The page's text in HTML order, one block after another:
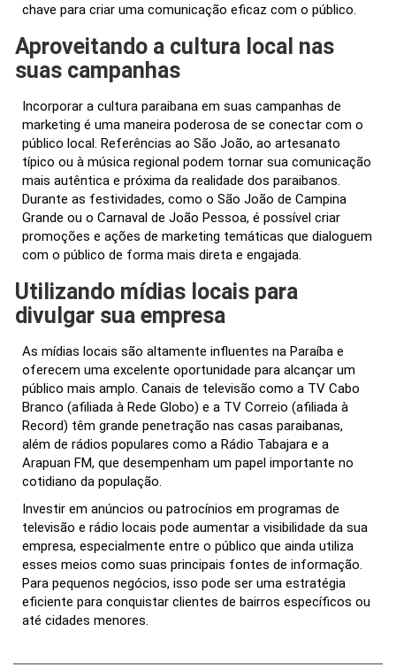
chave para criar uma comunicação eficaz com o público.
Aproveitando a cultura local nas
suas campanhas
Incorporar a cultura paraibana em suas campanhas de
marketing é uma maneira poderosa de se conectar com o
público local. Referências ao São João, ao artesanato
típico ou à música regional podem tornar sua comunicação
mais autêntica e próxima da realidade dos paraibanos.
Durante as festividades, como o São João de Campina
Grande ou o Carnaval de João Pessoa, é possível criar
promoções e ações de marketing temáticas que dialoguem
com o público de forma mais direta e engajada.
Utilizando mídias locais para
divulgar sua empresa
As mídias locais são altamente influentes na Paraíba e
oferecem uma excelente oportunidade para alcançar um
público mais amplo. Canais de televisão como a TV Cabo
Branco (afiliada à Rede Globo) e a TV Correio (afiliada à
Record) têm grande penetração nas casas paraibanas,
além de rádios populares como a Rádio Tabajara e a
Arapuan FM, que desempenham um papel importante no
cotidiano da população.
Investir em anúncios ou patrocínios em programas de
televisão e rádio locais pode aumentar a visibilidade da sua
empresa, especialmente entre o público que ainda utiliza
esses meios como suas principais fontes de informação.
Para pequenos negócios, isso pode ser uma estratégia
eficiente para conquistar clientes de bairros específicos ou
até cidades menores.